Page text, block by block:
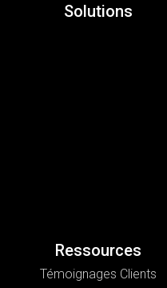
Solutions
Ressources
Témoignages Clients